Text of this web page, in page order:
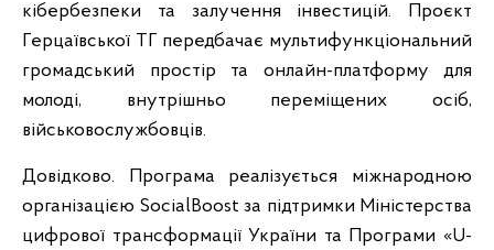
кібербезпеки та залучення інвестицій. Проєкт
Герцаївської ТГ передбачає мультифункціональний
громадський простір та онлайн-платформу для
молоді, внутрішньо переміщених осіб,
військовослужбовців.
Довідково. Програма реалізується міжнародною
організацією SocialBoost за підтримки Міністерства
цифрової трансформації України та Програми «U-